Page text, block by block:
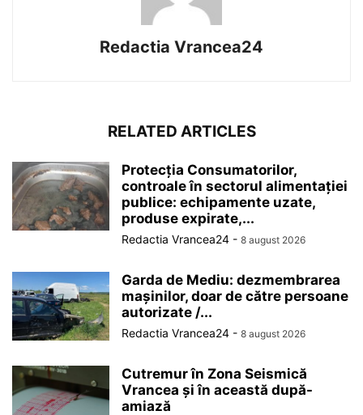
Redactia Vrancea24
RELATED ARTICLES
Protecția Consumatorilor,
controale în sectorul alimentației
publice: echipamente uzate,
produse expirate,...
Redactia Vrancea24 - 8 august 2026
Garda de Mediu: dezmembrarea
mașinilor, doar de către persoane
autorizate /...
Redactia Vrancea24 - 8 august 2026
Cutremur în Zona Seismică
Vrancea și în această după-
amiază